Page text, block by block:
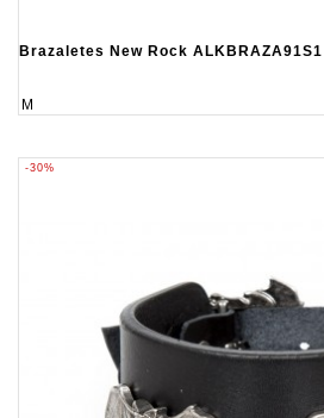
Brazaletes New Rock ALKBRAZA91S1
M
-30%